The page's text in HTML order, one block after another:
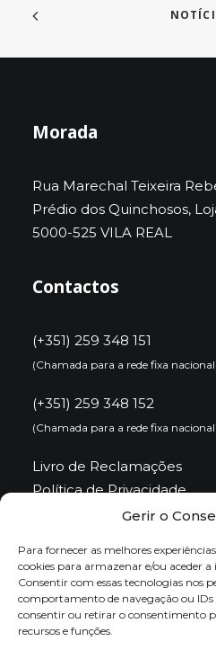
Gerir o
Para fornecer as melhores
cookies para armazenar e/ou aceder
Consentir com essas tecnologias nos
comportamento de navegação ou IDs
consentir ou retirar o consentimento
recursos e funções.
Morada
Rua Marechal Teixeira
Prédio dos Quinchosos,
5000-525 VILA REAL
Contactos
(+351) 259 348 151
(Chamada para a rede fixa
(+351) 259 348 152
(Chamada para a rede fixa
Livro de Reclamações
Política de Privacidade
Política de Cookies
Email
sbtmad@baldios.org